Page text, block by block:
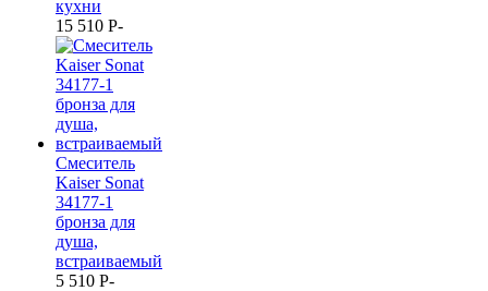
кухни
15 510 P-
Смеситель
Kaiser Sonat
34177-1
бронза для
душа,
встраиваемый
5 510 P-